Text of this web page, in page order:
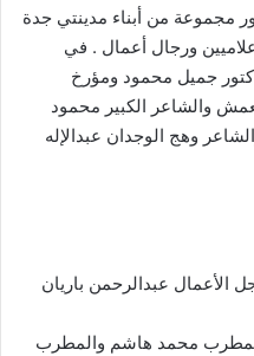
مجموعة من أبناء مدينتي جدة
ورجال أعمال . في
جميل محمود ومؤرخ
والشاعر الكبير محمود
وهج الوجدان عبدالإله
الأعمال عبدالرحمن باريان
محمد هاشم والمطرب